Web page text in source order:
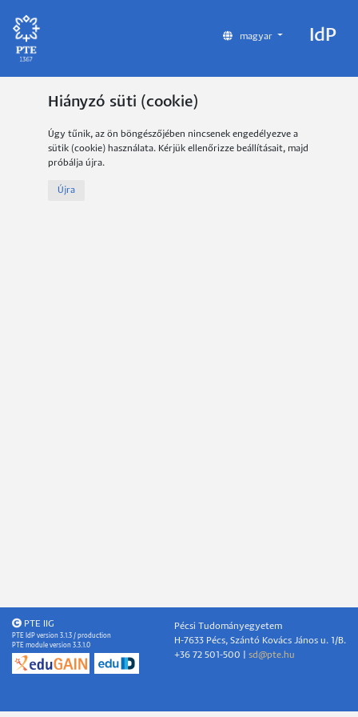
magyar IdP
Hiányzó süti (cookie)
Úgy tűnik, az ön böngészőjében nincsenek engedélyezve a
sütik (cookie) használata. Kérjük ellenőrizze beállításait, majd
próbálja újra.
Újra
PTE IIG
PTE IdP version 3.1.3 / production
PTE module version 3.3.1.0
Pécsi Tudományegyetem
H-7633 Pécs, Szántó Kovács János u. 1/B.
+36 72 501-500 | sd@pte.hu